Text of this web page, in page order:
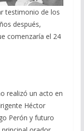
testimonio de los
después,
comenzaría el 24
realizó un acto en
Héctor
Perón y futuro